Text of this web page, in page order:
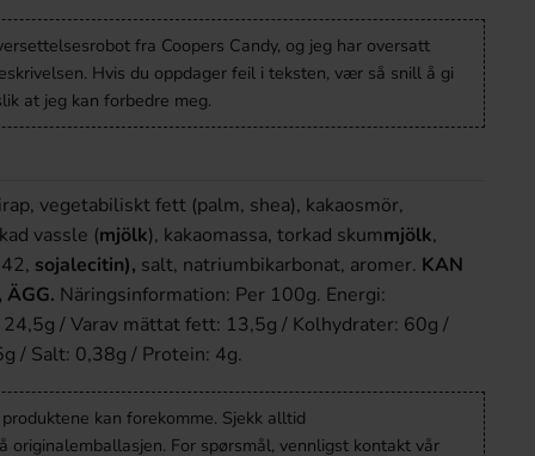
fra Coopers Candy, og jeg har oversatt
Hvis du oppdager feil i teksten, vær så snill å gi
at jeg kan forbedre meg.
vegetabiliskt fett (palm, shea), kakaosmör,
vassle (mjölk), kakaomassa, torkad skummjölk,
sojalecitin), salt, natriumbikarbonat, aromer. KAN
ÄGG. Näringsinformation: Per 100g. Energi:
/ Varav mättat fett: 13,5g / Kolhydrater: 60g /
/ Salt: 0,38g / Protein: 4g.
kan forekomme. Sjekk alltid
originalemballasjen. For spørsmål, vennligst kontakt vår